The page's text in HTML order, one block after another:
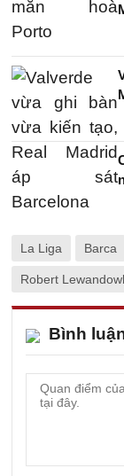
La Liga Barca
Robert
Bình